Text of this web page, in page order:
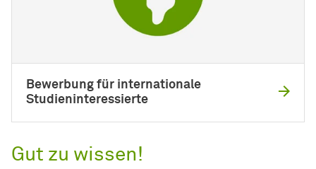
Bewerbung für internationale
Studieninteressierte
Gut zu wissen!